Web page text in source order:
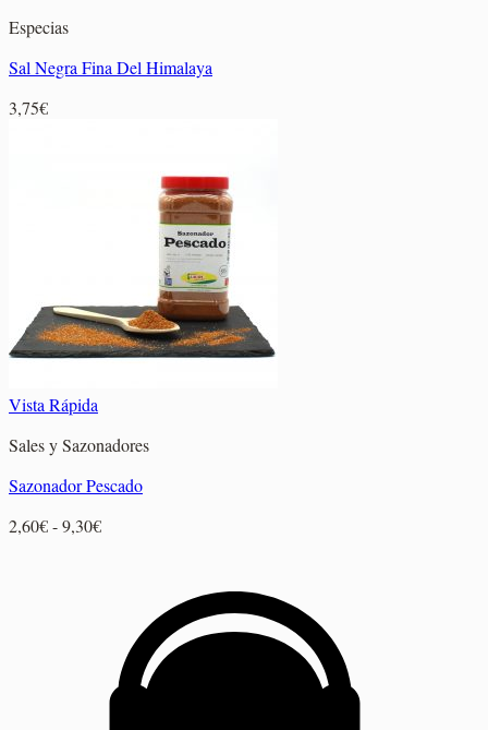
Especias
Sal Negra Fina Del Himalaya
3,75€
Vista Rápida
Sales y Sazonadores
Sazonador Pescado
2,60€-9,30€Rango
hasta
9,30€